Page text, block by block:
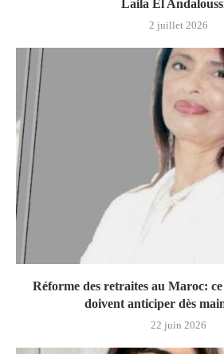
Laila El
2 juillet 2026
Réforme des retraites au Maroc:
doivent anticiper dès
22 juin 2026